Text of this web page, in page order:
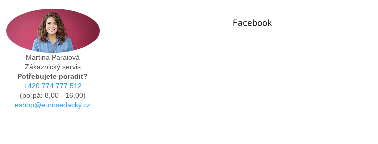
Martina Paraiová
Zákaznický servis
Potřebujete poradit?
+420 774 777 512
(po-pá: 8,00 - 16,00)
eshop@eurosedacky.cz
Facebook